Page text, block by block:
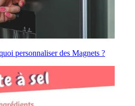
personnaliser des Magnets ?